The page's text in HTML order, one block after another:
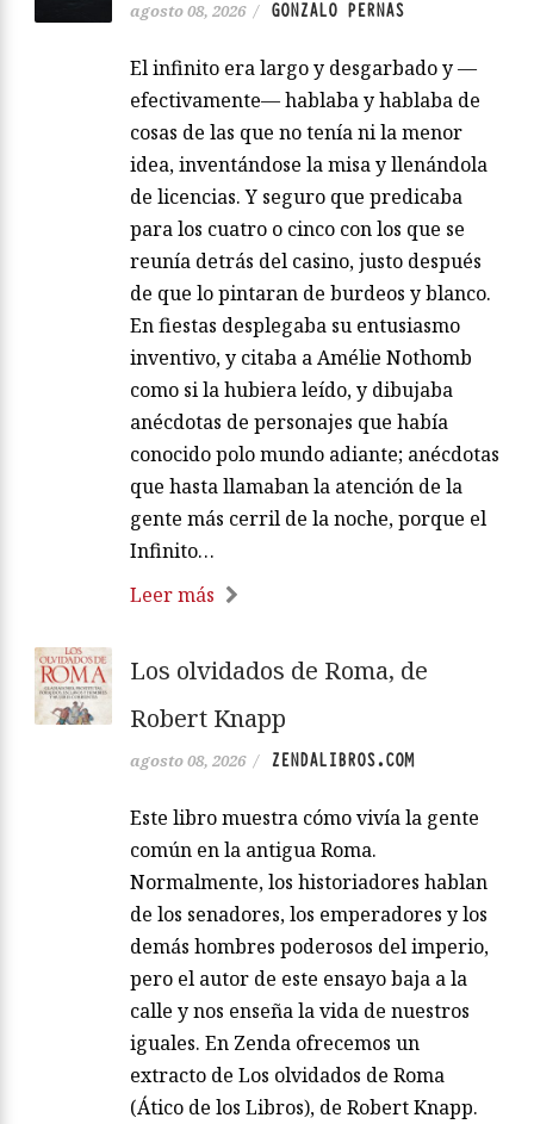
agosto 08, 2026 / GONZALO PERNAS
El infinito era largo y desgarbado y —
efectivamente— hablaba y hablaba de
cosas de las que no tenía ni la menor
idea, inventándose la misa y llenándola
de licencias. Y seguro que predicaba
para los cuatro o cinco con los que se
reunía detrás del casino, justo después
de que lo pintaran de burdeos y blanco.
En fiestas desplegaba su entusiasmo
inventivo, y citaba a Amélie Nothomb
como si la hubiera leído, y dibujaba
anécdotas de personajes que había
conocido polo mundo adiante; anécdotas
que hasta llamaban la atención de la
gente más cerril de la noche, porque el
Infinito…
Leer más
Los olvidados de Roma, de
Robert Knapp
agosto 08, 2026 / ZENDALIBROS.COM
Este libro muestra cómo vivía la gente
común en la antigua Roma.
Normalmente, los historiadores hablan
de los senadores, los emperadores y los
demás hombres poderosos del imperio,
pero el autor de este ensayo baja a la
calle y nos enseña la vida de nuestros
iguales. En Zenda ofrecemos un
extracto de Los olvidados de Roma
(Ático de los Libros), de Robert Knapp.